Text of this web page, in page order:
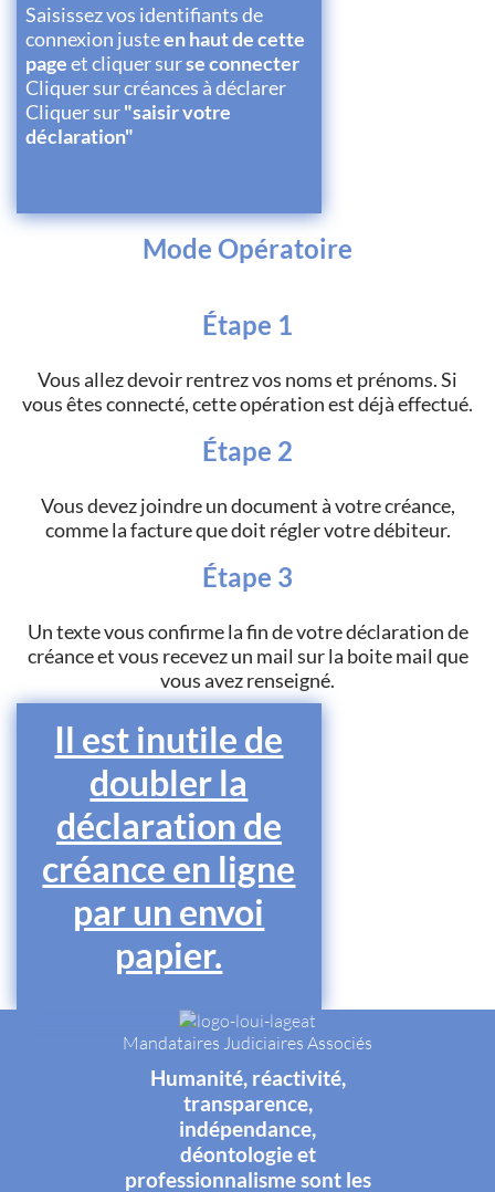
Mode Opératoire
Saisissez vos identifiants de
connexion justeen haut de cette
pageet cliquer surse connecter
Cliquer sur créances à déclarer
Cliquer sur"saisir votre
déclaration"
Étape 1
Vous allez devoir rentrez vos noms et prénoms. Si
vous êtes connecté, cette opération est déjà effectué.
Étape 2
Vous devez joindre un document à votre créance,
comme la facture que doit régler votre débiteur.
Étape 3
Un texte vous confirme la fin de votre déclaration de
créance et vous recevez un mail sur la boite mail que
vous avez renseigné.
Il est inutile de
doubler la
déclaration de
créance en ligne
par un envoi
papier.
Mandataires Judiciaires Associés
Humanité, réactivité,
transparence,
indépendance,
déontologie et
professionnalisme sont les